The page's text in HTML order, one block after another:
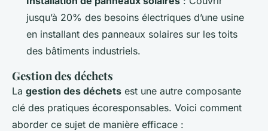
jusqu’à 20% des besoins électriques d’une usine
en installant des panneaux solaires sur les toits
des bâtiments industriels.
Gestion des déchets
La gestion des déchets est une autre composante
clé des pratiques écoresponsables. Voici comment
aborder ce sujet de manière efficace :